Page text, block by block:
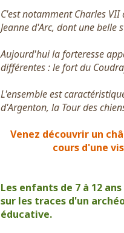
C'est notamment Charles
Jeanne d'Arc, dont une
Aujourd'hui la forteresse
différentes : le fort du
L'ensemble est
d'Argenton, la Tour des
Venez découvrir un
cours d'une
Les enfants de 7 à 12
sur les traces d'un
éducative.